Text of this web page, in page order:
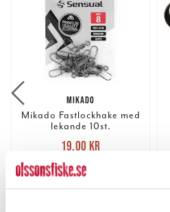
MIKADO
Mikado Fastlockhake med
lekande 10st.
Nuvarande pris
19,00 krTidigare pris
21,00 kr
19,00 kr